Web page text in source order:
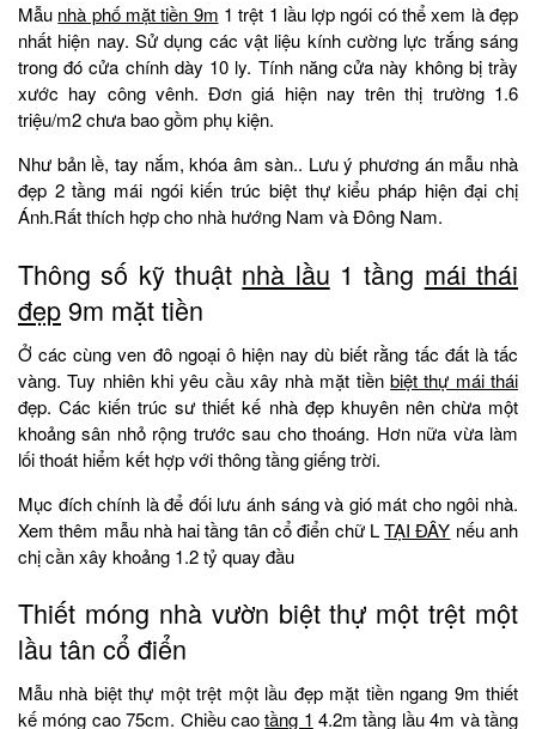
Mẫu nhà phố mặt tiền 9m 1 trệt 1 lầu lợp ngói có thể xem là đẹp
nhất hiện nay. Sử dụng các vật liệu kính cường lực trắng sáng
trong đó cửa chính dày 10 ly. Tính năng cửa này không bị trầy
xước hay công vênh. Đơn giá hiện nay trên thị trường 1.6
triệu/m2 chưa bao gồm phụ kiện.
Như bản lề, tay nắm, khóa âm sàn.. Lưu ý phương án mẫu nhà
đẹp 2 tầng mái ngói kiến trúc biệt thự kiểu pháp hiện đại chị
Ánh.Rất thích hợp cho nhà hướng Nam và Đông Nam.
Thông số kỹ thuật nhà lầu 1 tầng mái thái
đẹp9m mặt tiền
Ở các cùng ven đô ngoại ô hiện nay dù biết rằng tấc đất là tấc
vàng. Tuy nhiên khi yêu cầu xây nhà mặt tiềnbiệt thự mái thái
đẹp. Các kiến trúc sư thiết kế nhà đẹp khuyên nên chừa một
khoảng sân nhỏ rộng trước sau cho thoáng. Hơn nữa vừa làm
lối thoát hiểm kết hợp với thông tầng giếng trời.
Mục đích chính là để đối lưu ánh sáng và gió mát cho ngôi nhà.
Xem thêm mẫu nhà hai tầng tân cổ điển chữ LTẠI ĐÂY nếu anh
chị cần xây khoảng 1.2 tỷ quay đầu
Thiết móng nhà vườn biệt thự một trệt một
lầu tân cổ điển
Mẫu nhà biệt thự một trệt một lầu đẹp mặt tiền ngang 9m thiết
kế móng cao 75cm. Chiều caotầng 1 4.2m tầng lầu 4m và tầng